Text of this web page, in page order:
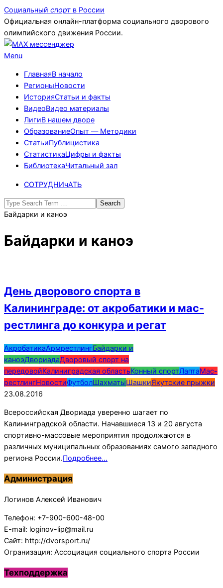
Skip
to
content
Социальный спорт в России
Официальная онлайн-платформа социального дворового
олимпийского движения России.
Primary
Menu
Menu
ГлавнаяВ начало
РегионыНовости
ИсторияСтатьи и факты
ВидеоВидео материалы
ЛигиВ нашем дворе
ОбразованиеОпыт — Методики
СтатьиПублицистика
СтатистикаЦифры и факты
БиблиотекаЧитальный зал
СОТРУДНИчАТЬ
Search
Байдарки и каноэ
Байдарки и каноэ
День дворового спорта в
Калининграде: от акробатики и мас-
рестлинга до конкура и регат
2016-
08-
23
АкробатикаАрмрестлингБайдарки и
каноэДвориадаДворовый спорт на
передовойКалиниградская областьКонный спортЛаптаМас-
рестлингНовостиФутболШахматыШашкиЯкутские прыжки
23.08.2016
Всероссийская Двориада уверенно шагает по
Калининградской области. Начавшиеся 13 и 20 августа
спортивно-массовые мероприятия продолжаются в
различных муниципальных образованиях самого западного
региона России.Подробнее…
Администрация
Логинов Алексей Иванович
Телефон: +7-900-600-48-00
E-mail: loginov-lip@mail.ru
Сайт: http://dvorsport.ru/
Огранизация: Ассоциация социального спорта России
Техподдержка